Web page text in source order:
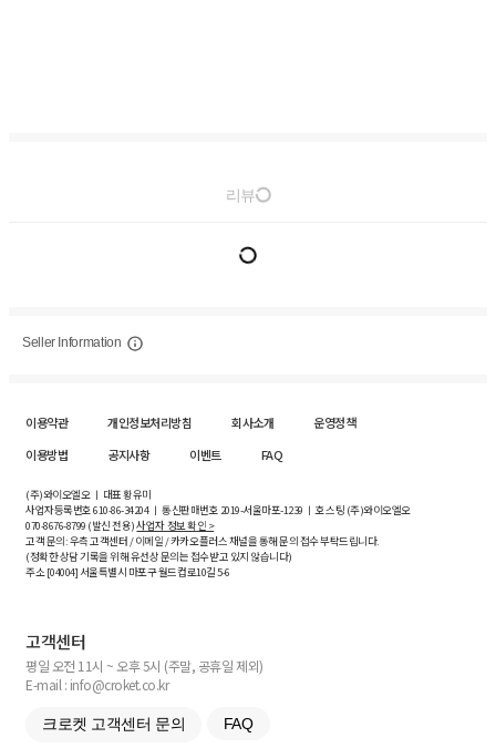
리뷰
Seller Information
이용약관 개인정보처리방침 회사소개
운영정책
이용방법
공지사항 이벤트 FAQ
(주)와이오엘오 ㅣ 대표 황유미
사업자등록번호610-86-34204ㅣ 통신판매번호 2019-서울마포-1239 ㅣ 호스팅 (주)와이오엘오
070-8676-8799 (발신 전용)사업자 정보 확인 >
고객 문의: 우측 고객센터 / 이메일 / 카카오플러스 채널을 통해 문의 접수 부탁드립니다.
(정확한 상담 기록을 위해 유선상 문의는 접수받고 있지 않습니다)
주소 [04004] 서울특별시 마포구 월드컵로10길5-6
고객센터
평일 오전 11시 ~ 오후 5시 (주말, 공휴일 제외)
E-mail : info@croket.co.kr
크로켓 고객센터 문의 FAQ